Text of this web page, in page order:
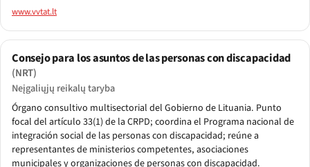
www.vvtat.lt
Consejo para los asuntos de las personas con discapacidad
(NRT)
Neįgaliųjų reikalų taryba
Órgano consultivo multisectorial del Gobierno de Lituania. Punto
focal del artículo 33(1) de la CRPD; coordina el Programa nacional de
integración social de las personas con discapacidad; reúne a
representantes de ministerios competentes, asociaciones
municipales y organizaciones de personas con discapacidad.